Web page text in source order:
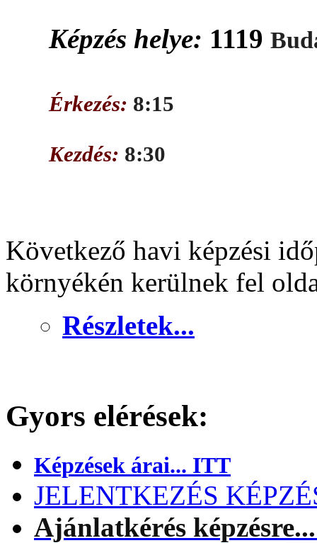
Képzés helye: 1119
Érkezés: 8:15
Kezdés: 8:30
Következő havi képzési
környékén kerülnek fel
Részletek...
Gyors elérések:
Képzések árai... ITT
JELENTKEZÉS
Ajánlatkérés